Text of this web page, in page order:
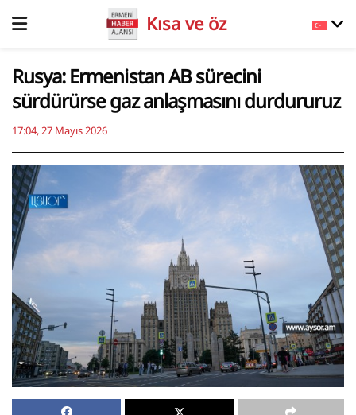
Kısa ve öz
Rusya: Ermenistan AB sürecini
sürdürürse gaz anlaşmasını durdururuz
17:04, 27 Mayıs 2026